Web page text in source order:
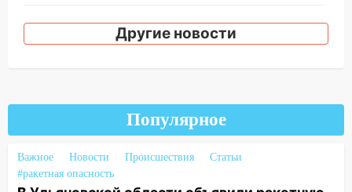
16:26 В Ульяновске бесплатно покажут
матч «Волги» под открытым небом
цифровой ПЦР
Ульяновцы могут вернуть деньги
клуба «Рекорд-Fitness»
Другие новости
Популярное
Важное Новости Происшествия
Статьи
#ракетная опасность